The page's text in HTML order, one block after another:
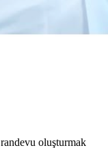
oluşturmak